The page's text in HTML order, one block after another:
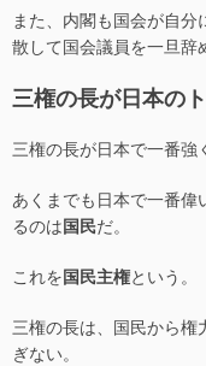
また、内閣も国会が自
散して国会議員を一旦辞
三権の長が日本の
三権の長が日本で一番強
あくまでも日本で一番偉
るのは国民だ。
これを国民主権という。
三権の長は、国民から
ぎない。